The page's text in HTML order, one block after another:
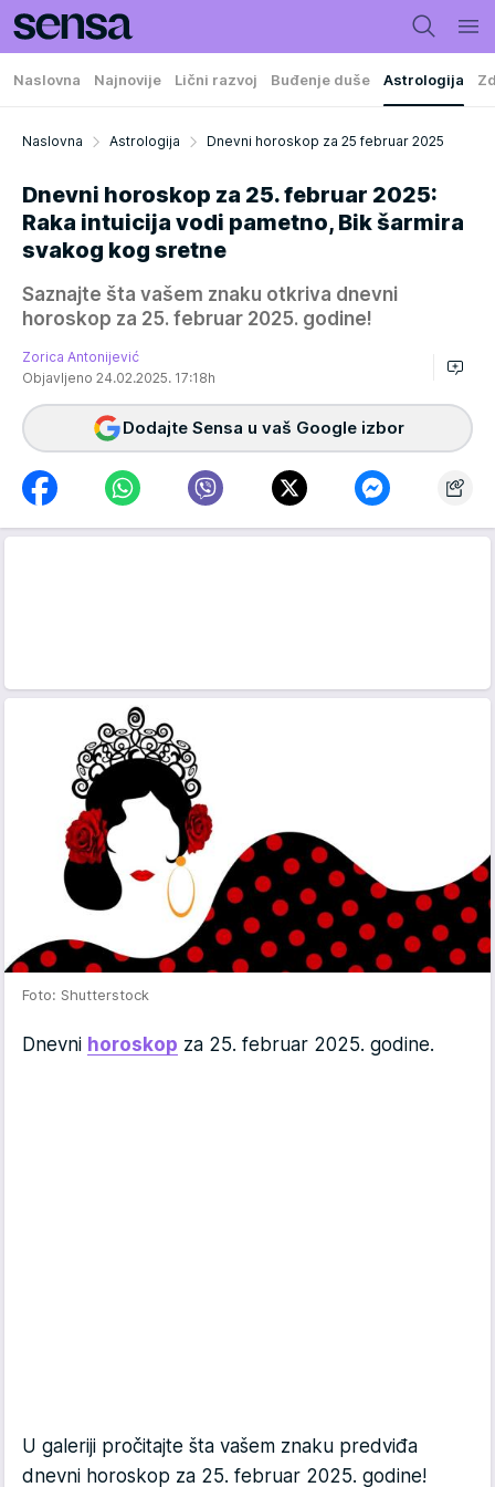
Naslovna Najnovije Lični razvoj Buđenje duše Astrologija
Naslovna Astrologija Dnevni horoskop za 25 februar 2025
Dnevni horoskop za 25. februar 2025:
Raka intuicija vodi pametno, Bik šarmira
svakog kog sretne
Saznajte šta vašem znaku otkriva dnevni
horoskop za 25. februar 2025. godine!
Zorica Antonijević
Objavljeno 24.02.2025. 17:18h
Dodajte Sensa u vaš Google izbor
Foto: Shutterstock
Dnevni horoskop za 25. februar 2025. godine.
U galeriji pročitajte šta vašem znaku predviđa
dnevni horoskop za 25. februar 2025. godine!